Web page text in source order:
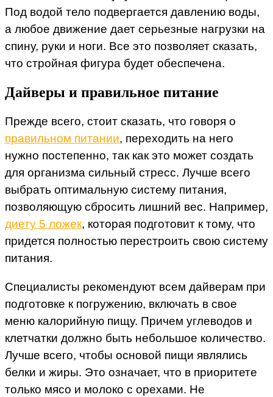
Под водой тело подвергается давлению воды,
а любое движение дает серьезные нагрузки на
спину, руки и ноги. Все это позволяет сказать,
что стройная фигура будет обеспечена.
Дайверы и правильное питание
Прежде всего, стоит сказать, что говоря о
правильном питании, переходить на него
нужно постепенно, так как это может создать
для организма сильный стресс. Лучше всего
выбрать оптимальную систему питания,
позволяющую сбросить лишний вес. Например,
диету 5 ложек, которая подготовит к тому, что
придется полностью перестроить свою систему
питания.
Специалисты рекомендуют всем дайверам при
подготовке к погружению, включать в свое
меню калорийную пищу. Причем углеводов и
клетчатки должно быть небольшое количество.
Лучше всего, чтобы основой пищи являлись
белки и жиры. Это означает, что в приоритете
только мясо и молоко с орехами. Не